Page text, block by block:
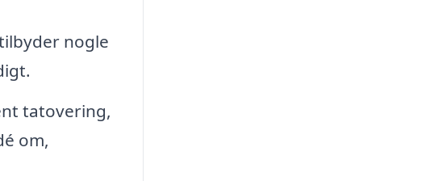
nogle
tatovering,
om,